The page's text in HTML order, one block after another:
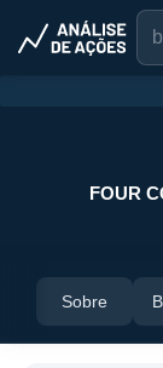
FOUR
Sobre